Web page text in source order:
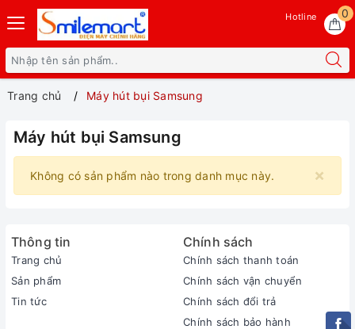
0
Hotline
Trang chủ Máy hút bụi Samsung
Máy hút bụi Samsung
×
Không có sản phẩm nào trong danh mục này.
Thông tin
Trang chủ
Sản phẩm
Tin tức
Chính sách
Chính sách thanh toán
Chính sách vận chuyển
Chính sách đổi trả
Chính sách bảo hành